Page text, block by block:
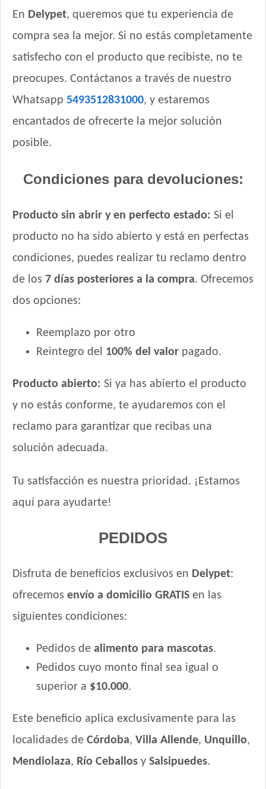
Raza Perro Adulto de Raza Pequeña
Rosco Perro Adulto Carne
Royal Canin Club Performance Weight Control Perro Adulto
Royal Canin Perro Care Castrado Mini
Royal Canin Perro Care Dermacomfort Maxi
Royal Canin Perro Care Dermacomfort Medium
Royal Canin Perro Care Weight Maxi
Royal Canin Perro Care Weight Mini
Royal Canin Perro Maxi Adulto
Royal Canin Perro Maxi Adulto +5
Royal Canin Perro Mini Adulto
Royal Canin Perro Mini Indoor
Royal Canin Perro Raza Boxer Adult
Royal Canin Perro Raza Bulldog Inglés Adulto
Royal Canin Perro Raza Caniche Adulto
Royal Canin Perro Raza Dachshund (Salchicha) Adulto
Royal Canin Perro Raza Labrador Retriever Adulto
Royal Canin Perro Raza Ovejero Alemán Adulto
Royal Canin Perro Raza Schnauzer Miniatura Adulto
Royal Canin Perro Raza Yorkshire Terrier Adulto
Royal Canin Perro Veterinary Calm Pequeño
Royal Canin Perro Veterinary Gastrointestinal Canine
Royal Canin Perro Veterinary Gastrointestinal Canine
Royal Canin Perro Veterinary Hepatic Canine
Calorie
Royal Canin Perro Veterinary Hypoallergenic
Royal Canin Perro Veterinary Mobility Large Dog
Royal Canin Perro Veterinary Renal Canine
En Delypet, queremos que tu experiencia de
compra sea la mejor. Si no estás completamente
satisfecho con el producto que recibiste, no te
preocupes. Contáctanos a través de nuestro
Whatsapp 5493512831000, y estaremos
encantados de ofrecerte la mejor solución
posible.
Condiciones para devoluciones:
Producto sin abrir y en perfecto estado: Si el
producto no ha sido abierto y está en perfectas
condiciones, puedes realizar tu reclamo dentro
de los 7 días posteriores a la compra. Ofrecemos
dos opciones:
Reemplazo por otro
Reintegro del 100% del valor pagado.
Producto abierto: Si ya has abierto el producto
y no estás conforme, te ayudaremos con el
reclamo para garantizar que recibas una
solución adecuada.
Tu satisfacción es nuestra prioridad. ¡Estamos
aquí para ayudarte!
PEDIDOS
Disfruta de beneficios exclusivos en Delypet:
ofrecemos envío a domicilio GRATIS en las
siguientes condiciones:
Pedidos de alimento para mascotas.
Pedidos cuyo monto final sea igual o
superior a $10.000.
Este beneficio aplica exclusivamente para las
localidades de Córdoba, Villa Allende, Unquillo,
Mendiolaza, Río Ceballos y Salsipuedes.